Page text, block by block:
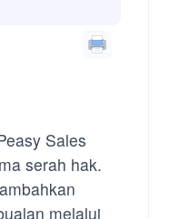
Sales
serah hak.
melalui